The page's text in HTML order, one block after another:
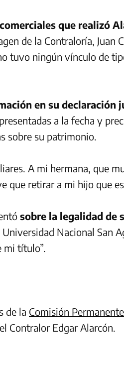
que realizó
de la Contraloría, Juan
tuvo ningún vínculo de
en su declaración
a la fecha y
sobre su patrimonio.
A mi hermana, que
que retirar a mi hijo que
sobre la legalidad de
Nacional San
mi título”.
de la Comisión
Contralor Edgar Alarcón.